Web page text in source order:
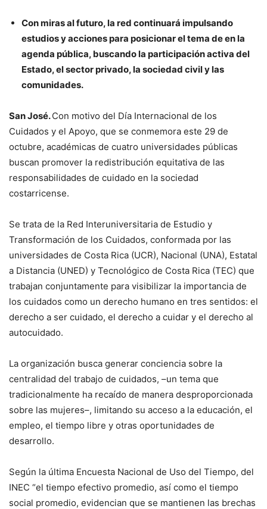
Con miras al futuro, la red continuará impulsando
estudios y acciones para posicionar el tema de en la
agenda pública, buscando la participación activa del
Estado, el sector privado, la sociedad civil y las
comunidades.
San José.Con motivo del Día Internacional de los
Cuidados y el Apoyo, que se conmemora este 29 de
octubre, académicas de cuatro universidades públicas
buscan promover la redistribución equitativa de las
responsabilidades de cuidado en la sociedad
costarricense.
Se trata de la Red Interuniversitaria de Estudio y
Transformación de los Cuidados, conformada por las
universidades de Costa Rica (UCR), Nacional (UNA), Estatal
a Distancia (UNED) y Tecnológico de Costa Rica (TEC) que
trabajan conjuntamente para visibilizar la importancia de
los cuidados como un derecho humano en tres sentidos: el
derecho a ser cuidado, el derecho a cuidar y el derecho al
autocuidado.
La organización busca generar conciencia sobre la
centralidad del trabajo de cuidados, –un tema que
tradicionalmente ha recaído de manera desproporcionada
sobre las mujeres–, limitando su acceso a la educación, el
empleo, el tiempo libre y otras oportunidades de
desarrollo.
Según la última Encuesta Nacional de Uso del Tiempo, del
INEC “el tiempo efectivo promedio, así como el tiempo
social promedio, evidencian que se mantienen las brechas